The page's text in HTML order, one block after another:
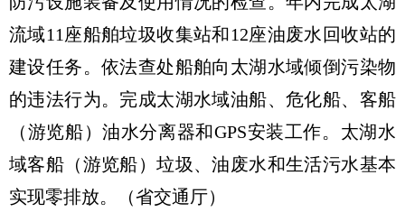
流域11座船舶垃圾收集站和12座油废水回收站的
建设任务。依法查处船舶向太湖水域倾倒污染物
的违法行为。完成太湖水域油船、危化船、客船
（游览船）油水分离器和GPS安装工作。太湖水
域客船（游览船）垃圾、油废水和生活污水基本
实现零排放。（省交通厅）